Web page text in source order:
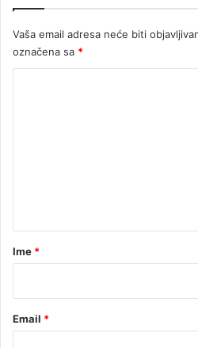
Vaša email adresa neće biti
označena sa *
rIme *
Email *